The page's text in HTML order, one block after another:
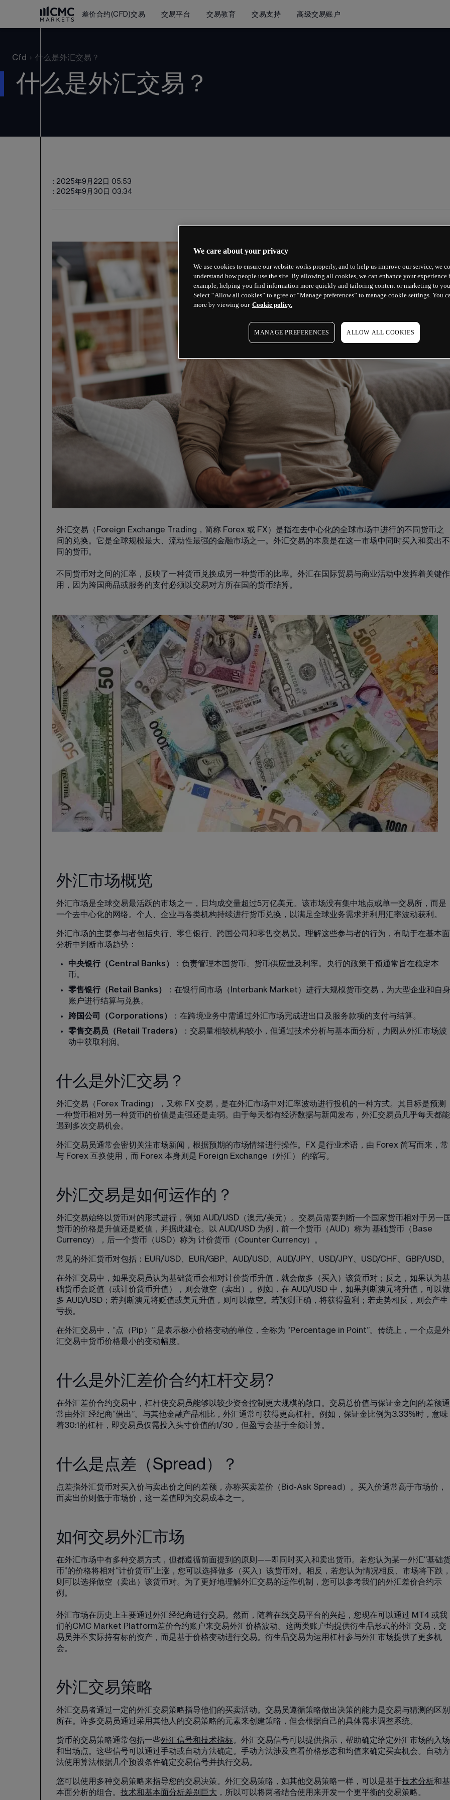
差价合约(CFD)交易 交易平台 交易教育 交易支持 高级交易账户
Cfd › 什么是外汇交易？
什么是外汇交易？
: 2025年9月22日 05:53
: 2025年9月30日 03:34
外汇交易（Foreign Exchange Trading，简称 Forex 或 FX）是指在去中心化的全球市场中进行的不同货币之
间的兑换。它是全球规模最大、流动性最强的金融市场之一。外汇交易的本质是在这一市场中同时买入和卖出不
同的货币。
不同货币对之间的汇率，反映了一种货币兑换成另一种货币的比率。外汇在国际贸易与商业活动中发挥着关键作
用，因为跨国商品或服务的支付必须以交易对方所在国的货币结算。
外汇市场概览
外汇市场是全球交易最活跃的市场之一，日均成交量超过5万亿美元。该市场没有集中地点或单一交易所，而是
一个去中心化的网络。个人、企业与各类机构持续进行货币兑换，以满足全球业务需求并利用汇率波动获利。
外汇市场的主要参与者包括央行、零售银行、跨国公司和零售交易员。理解这些参与者的行为，有助于在基本面
分析中判断市场趋势：
中央银行（Central Banks）
：负责管理本国货币、货币供应量及利率。央行的政策干预通常旨在稳定本
币。
零售银行（Retail Banks）
：在银行间市场（Interbank Market）进行大规模货币交易，为大型企业和自身
账户进行结算与兑换。
跨国公司（Corporations）
：在跨境业务中需通过外汇市场完成进出口及服务款项的支付与结算。
零售交易员（Retail Traders）
：交易量相较机构较小，但通过技术分析与基本面分析，力图从外汇市场波
动中获取利润。
什么是外汇交易？
外汇交易（Forex Trading），又称 FX 交易，是在外汇市场中对汇率波动进行投机的一种方式。其目标是预测
一种货币相对另一种货币的价值是走强还是走弱。由于每天都有经济数据与新闻发布，外汇交易员几乎每天都能
遇到多次交易机会。
外汇交易员通常会密切关注市场新闻，根据预期的市场情绪进行操作。FX 是行业术语，由 Forex 简写而来，常
与 Forex 互换使用，而 Forex 本身则是 Foreign Exchange（外汇） 的缩写。
外汇交易是如何运作的？
外汇交易始终以货币对的形式进行，例如 AUD/USD（澳元/美元）。交易员需要判断一个国家货币相对于另一
货币的价格是升值还是贬值，并据此建仓。以 AUD/USD 为例，前一个货币（AUD）称为 基础货币（Base
Currency），后一个货币（USD）称为 计价货币（Counter Currency）。
常见的外汇货币对包括：EUR/USD、EUR/GBP、AUD/USD、AUD/JPY、USD/JPY、USD/CHF、GBP/USD。
在外汇交易中，如果交易员认为基础货币会相对计价货币升值，就会做多（买入）该货币对；反之，如果认为基
础货币会贬值（或计价货币升值），则会做空（卖出）。例如，在 AUD/USD 中，如果判断澳元将升值，可以做
多 AUD/USD；若判断澳元将贬值或美元升值，则可以做空。若预测正确，将获得盈利；若走势相反，则会产生
亏损。
在外汇交易中，“点（Pip）” 是表示极小价格变动的单位，全称为 “Percentage in Point”。传统上，一个点是外
汇交易中货币价格最小的变动幅度。
什么是外汇差价合约杠杆交易?
在外汇差价合约交易中， 杠杆使交易员能够以较少资金控制更大规模的敞口。交易总价值与保证金之间的差额通
常由外汇经纪商“借出”。与其他金融产品相比，外汇通常可获得更高杠杆。例如，保证金比例为3.33%时，意味
着30:1的杠杆，即交易员仅需投入头寸价值的1/30，但盈亏会基于全额计算。
什么是点差（Spread）？
点差指外汇货币对买入价与卖出价之间的差额，亦称买卖差价（Bid-Ask Spread）。买入价通常高于市场价，
而卖出价则低于市场价，这一差值即为交易成本之一。
如何交易外汇市场
在外汇市场中有多种交易方式，但都遵循前面提到的原则——即同时买入和卖出货币。若您认为某一外汇“基础
币”的价格将相对“计价货币”上涨，您可以选择做多（买入）该货币对。相反，若您认为情况相反、市场将下跌
则可以选择做空（卖出）该货币对。为了更好地理解外汇交易的运作机制，您可以参考我们的外汇差价合约示
例 。
外汇市场在历史上主要通过外汇经纪商进行交易。然而，随着在线交易平台的兴起，您现在可以通过 MT4 或我
们的CMC Market Platform差价合约账户来交易外汇价格波动。这两类账户均提供衍生品形式的外汇交易，交
易员并不实际持有标的资产，而是基于价格变动进行交易。衍生品交易为运用杠杆参与外汇市场提供了更多机
会。
外汇交易策略
外汇交易者通过一定的外汇交易策略指导他们的买卖活动。交易员遵循策略做出决策的能力是交易与猜测的区别
所在。许多交易员通过采用其他人的交易策略的元素来创建策略，但会根据自己的具体需求调整系统。
货币的交易策略通常包括一些外汇信号和技术指标。外汇交易信号可以提供指示，帮助确定给定外汇市场的入场
和出场点。这些信号可以通过手动或自动方法确定。手动方法涉及查看价格形态和均值来确定买卖机会。自动方
法使用算法根据几个预设条件确定交易信号并执行交易。
您可以使用多种交易策略来指导您的交易决策。外汇交易策略，如其他交易策略一样，可以是基于技术分析和基
本面分析的组合。 技术和基本面分析差别巨大 ，所以可以将两者结合使用来开发一个更平衡的交易策略。
We care about your privacy
We use cookies to ensure our website works properly, and to help us improve our service, we
understand how people use the site. By allowing all cookies, we can enhance your experience
example, helping you find information more quickly and tailoring content or marketing to
Select “Allow all cookies” to agree or “Manage preferences” to manage cookie settings. You
more by viewing our Cookie policy.
MANAGE PREFERENCES ALLOW ALL COOKIES